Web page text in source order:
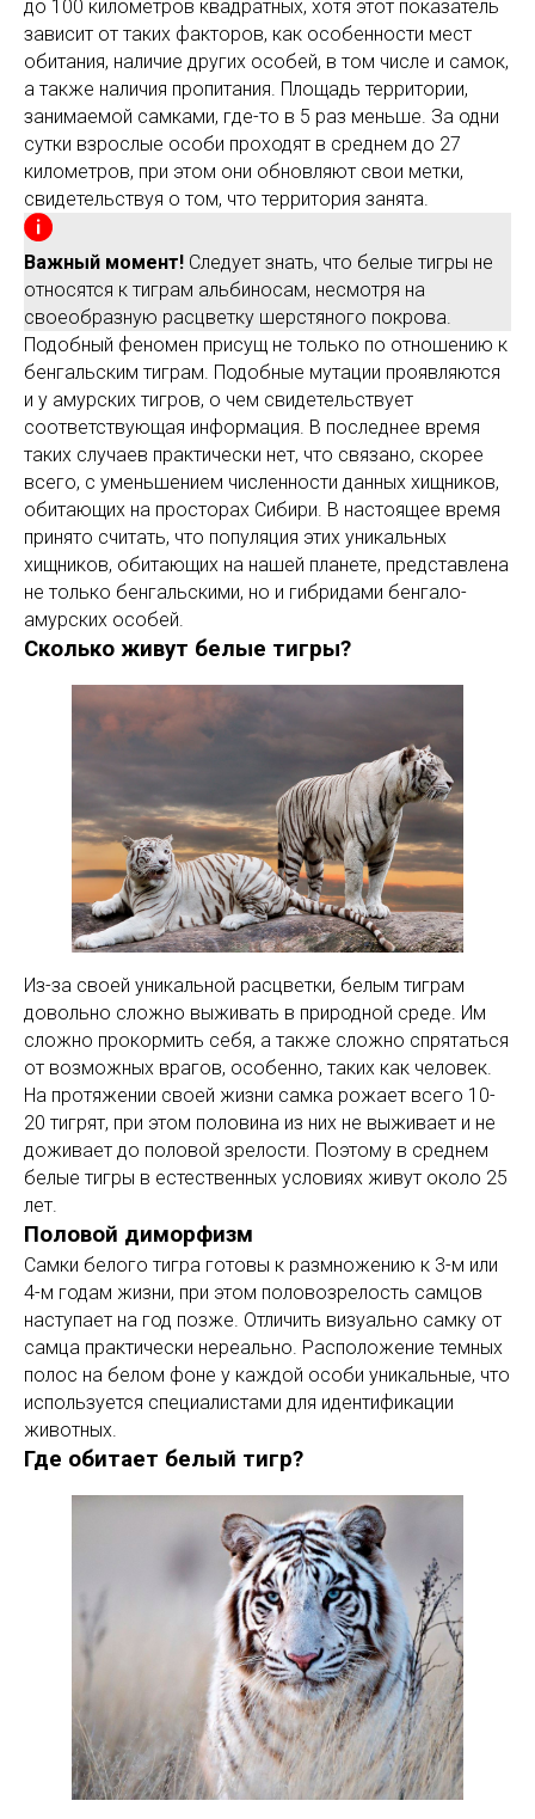
до 100 километров квадратных, хотя этот показатель
зависит от таких факторов, как особенности мест
обитания, наличие других особей, в том числе и самок,
а также наличия пропитания. Площадь территории,
занимаемой самками, где-то в 5 раз меньше. За одни
сутки взрослые особи проходят в среднем до 27
километров, при этом они обновляют свои метки,
свидетельствуя о том, что территория занята.
Важный момент! Следует знать, что белые тигры не
относятся к тиграм альбиносам, несмотря на
своеобразную расцветку шерстяного покрова.
Подобный феномен присущ не только по отношению к
бенгальским тиграм. Подобные мутации проявляются
и у амурских тигров, о чем свидетельствует
соответствующая информация. В последнее время
таких случаев практически нет, что связано, скорее
всего, с уменьшением численности данных хищников,
обитающих на просторах Сибири. В настоящее время
принято считать, что популяция этих уникальных
хищников, обитающих на нашей планете, представлена
не только бенгальскими, но и гибридами бенгало-
амурских особей.
Сколько живут белые тигры?
Из-за своей уникальной расцветки, белым тиграм
довольно сложно выживать в природной среде. Им
сложно прокормить себя, а также сложно спрятаться
от возможных врагов, особенно, таких как человек.
На протяжении своей жизни самка рожает всего 10-
20 тигрят, при этом половина из них не выживает и не
доживает до половой зрелости. Поэтому в среднем
белые тигры в естественных условиях живут около 25
лет.
Половой диморфизм
Самки белого тигра готовы к размножению к 3-м или
4-м годам жизни, при этом половозрелость самцов
наступает на год позже. Отличить визуально самку от
самца практически нереально. Расположение темных
полос на белом фоне у каждой особи уникальные, что
используется специалистами для идентификации
животных.
Где обитает белый тигр?